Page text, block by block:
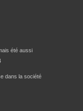
été aussi
dans la société